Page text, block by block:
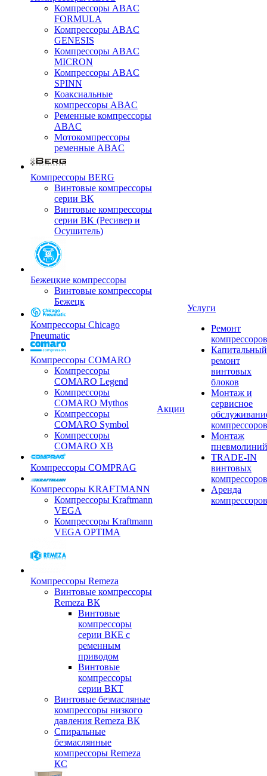
Компрессоры ABAC
FORMULA
Компрессоры ABAC
GENESIS
Компрессоры ABAC
MICRON
Компрессоры ABAC
SPINN
Коаксиальные
компрессоры ABAC
Ременные компрессоры
ABAC
Мотокомпрессоры
ременные ABAC
Компрессоры BERG
Винтовые компрессоры
серии BK
Винтовые компрессоры
серии BK (Ресивер и
Осушитель)
Бежецкие компрессоры
Винтовые компрессоры
Бежецк
Компрессоры Chicago
Pneumatic
Компрессоры COMARO
Компрессоры
COMARO Legend
Компрессоры
COMARO Mythos
Компрессоры
COMARO Symbol
Компрессоры
COMARO XB
Компрессоры COMPRAG
Компрессоры KRAFTMANN
Компрессоры Kraftmann
VEGA
Компрессоры Kraftmann
VEGA OPTIMA
Компрессоры Remeza
Винтовые компрессоры
Remeza ВК
Винтовые
компрессоры
серии ВКЕ с
ременным
приводом
Винтовые
компрессоры
серии ВКТ
Винтовые безмасляные
компрессоры низкого
давления Remeza ВК
Спиральные
безмаслянные
компрессоры Remeza
КС
Акции
Услуги
Ремонт
компрессоров
Капитальный
ремонт
винтовых
блоков
Монтаж и
сервисное
компрессоров
Монтаж
пневмолиний
TRADE-IN
винтовых
компрессоров
Аренда
компрессоров